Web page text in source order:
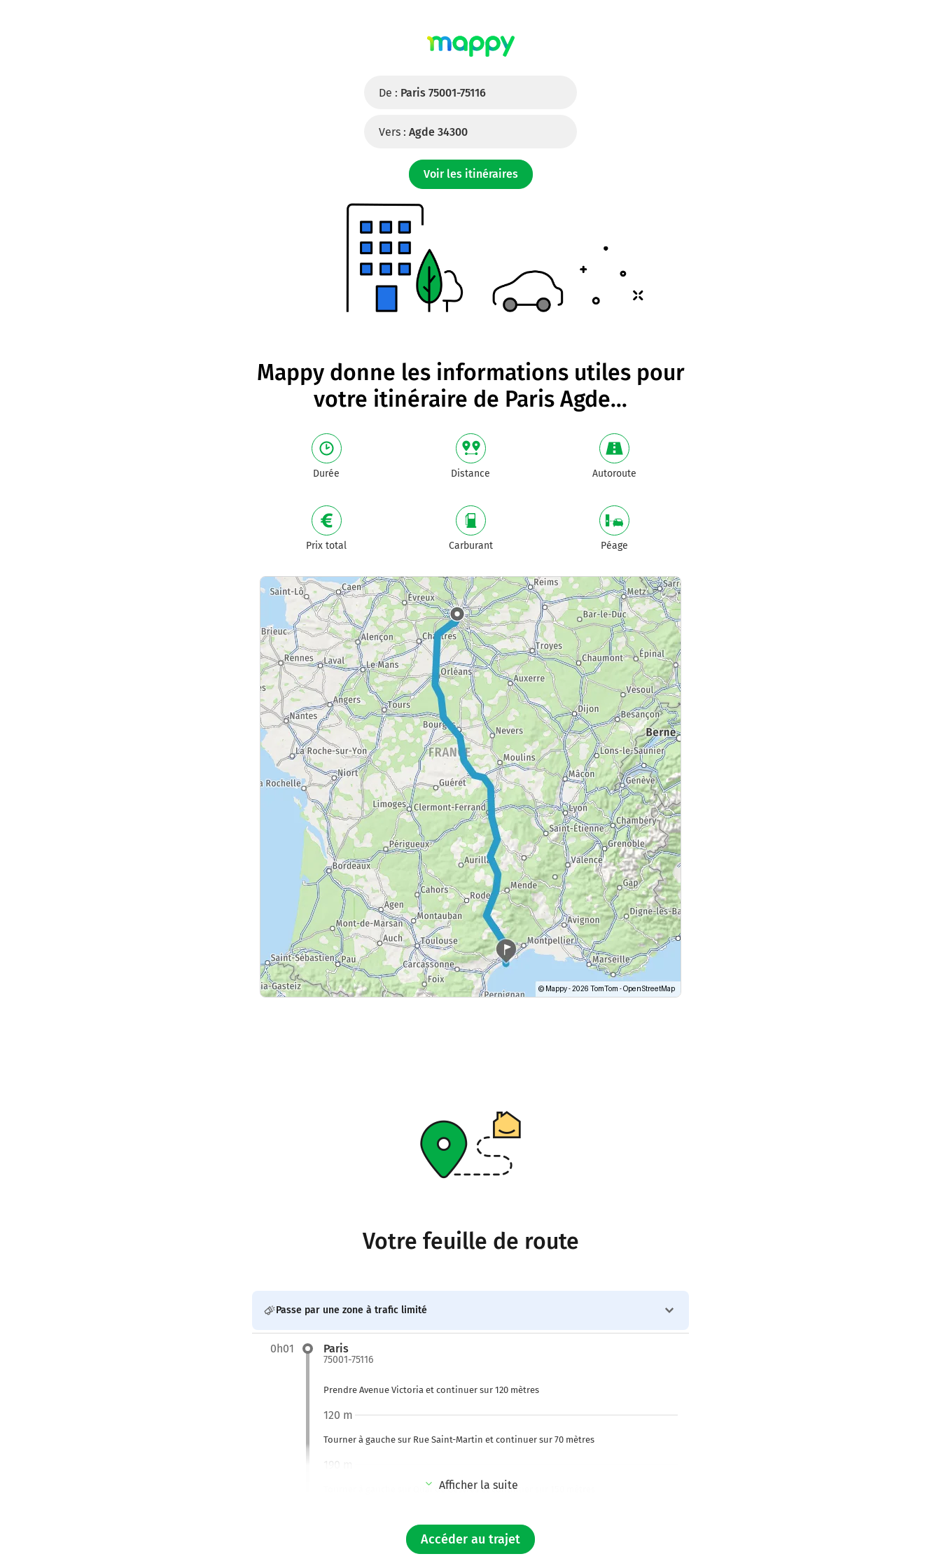
De : Paris 75001-75116
Vers : Agde 34300
Voir les itinéraires
Mappy donne les informations utiles pour
votre itinéraire de Paris Agde...
Durée Distance Autoroute
Prix total Carburant Péage
Votre feuille de route
Passe par une zone à trafic limité
0h01 Paris
75001-75116
Prendre Avenue Victoria et continuer sur 120 mètres
Tourner à gauche sur Rue Saint-Martin et continuer sur 70 mètres
120 m
Tourner à gauche sur Quai de Gesvres et continuer sur 150 mètres
190 m
Continuer Quai de l'Hôtel de Ville sur 600 mètres
Afficher la suite
Accéder au trajet